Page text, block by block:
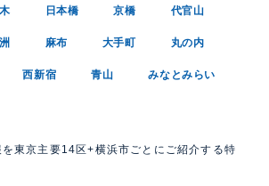
日本橋 京橋 代官山
麻布 大手町 丸の内
西新宿 青山 みなとみらい
東京主要14区+横浜市ごとにご紹介する特